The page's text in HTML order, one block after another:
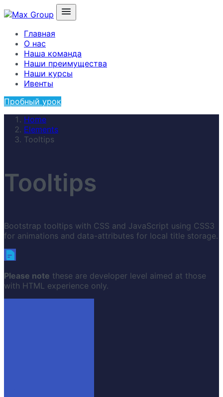
Главная
О нас
Наша команда
Наши преимущества
Наши курсы
Ивенты
Пробный урок
Home
Elements
Tooltips
Tooltips
Bootstrap tooltips with CSS and JavaScript using CSS3
for animations and data-attributes for local title storage.
Please note these are developer level aimed at those
with HTML experience only.